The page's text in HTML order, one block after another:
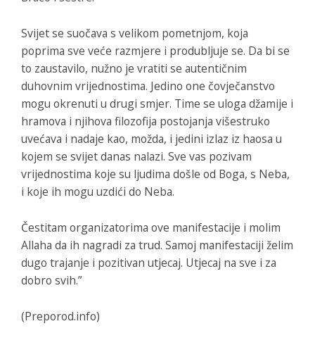
Svijet se suočava s velikom pometnjom, koja
poprima sve veće razmjere i produbljuje se. Da bi se
to zaustavilo, nužno je vratiti se autentičnim
duhovnim vrijednostima. Jedino one čovječanstvo
mogu okrenuti u drugi smjer. Time se uloga džamije i
hramova i njihova filozofija postojanja višestruko
uvećava i nadaje kao, možda, i jedini izlaz iz haosa u
kojem se svijet danas nalazi. Sve vas pozivam
vrijednostima koje su ljudima došle od Boga, s Neba,
i koje ih mogu uzdići do Neba.
Čestitam organizatorima ove manifestacije i molim
Allaha da ih nagradi za trud. Samoj manifestaciji želim
dugo trajanje i pozitivan utjecaj. Utjecaj na sve i za
dobro svih.”
(Preporod.info)